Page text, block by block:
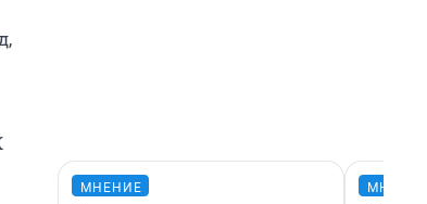
МНЕНИЕ